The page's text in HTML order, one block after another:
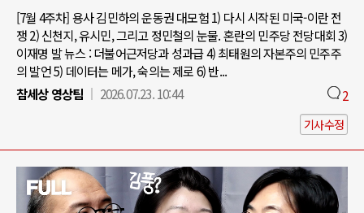
[7월 4주차] 용사 김민하의 운동권 대모험 1) 다시 시작된 미국-이란 전
쟁 2) 신천지, 유시민, 그리고 정민철의 눈물. 혼란의 민주당 전당대회 3)
이재명 발 뉴스 : 더불어근저당과 성과급 4) 최태원의 자본주의 민주주
의 발언 5) 데이터는 메가, 숙의는 제로 6) 반...
참세상 영상팀
2026.07.23. 10:44 2
기사수정